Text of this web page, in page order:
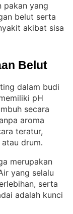
pakan yang
belut serta
akibat sisa
Belut
dalam budi
pH
secara
aroma
teratur,
drum.
merupakan
yang selalu
serta
adalah kunci